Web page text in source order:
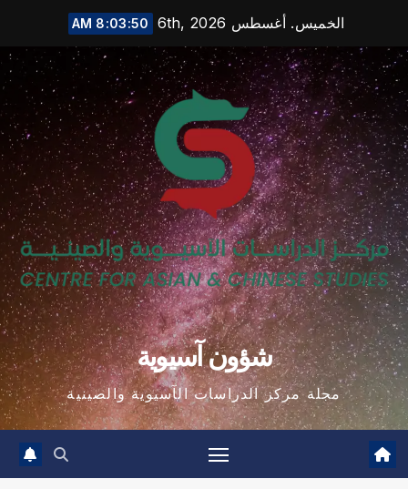
content
الخميس. أغسطس 6th, 2026 8:03:51 AM
شؤون آسيوية
مجلة مركز الدراسات الآسيوية والصينية